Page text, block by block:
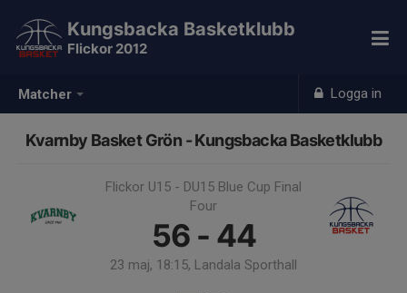
Matcher Logga in
Kungsbacka Basketklubb
Flickor 2012
Kvarnby Basket Grön - Kungsbacka Basketklubb
Flickor U15 - DU15 Blue Cup Final
Four
56 - 44
23 maj, 18:15, Landala Sporthall